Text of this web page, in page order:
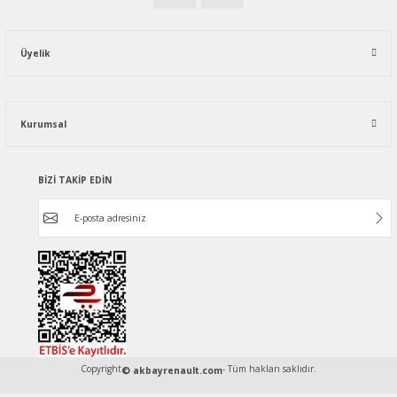
Üyelik
Kurumsal
BİZİ TAKİP EDİN
Copyright© akbayrenault.com- Tüm hakları saklıdır.